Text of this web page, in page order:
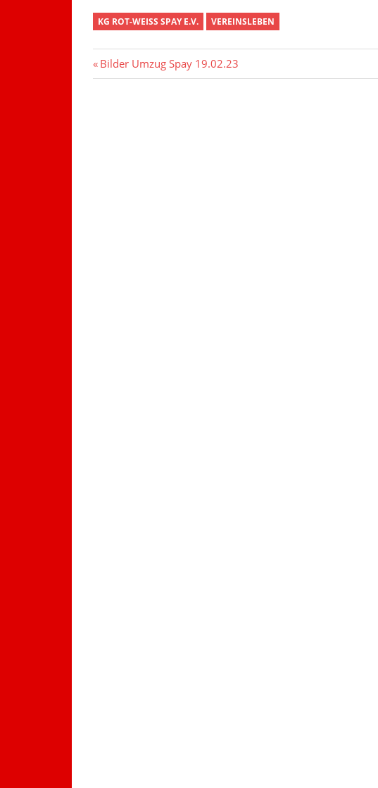
KG ROT-WEISS SPAY E.V. VEREINSLEBEN
Beitragsnavigation
Vorheriger
Beitrag:
Bilder Umzug Spay 19.02.23